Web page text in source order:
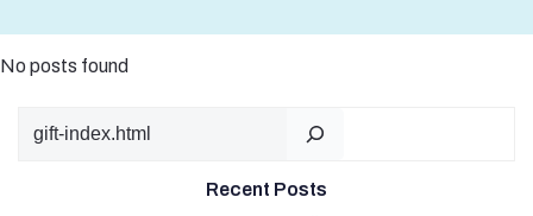
No posts found
Recent Posts